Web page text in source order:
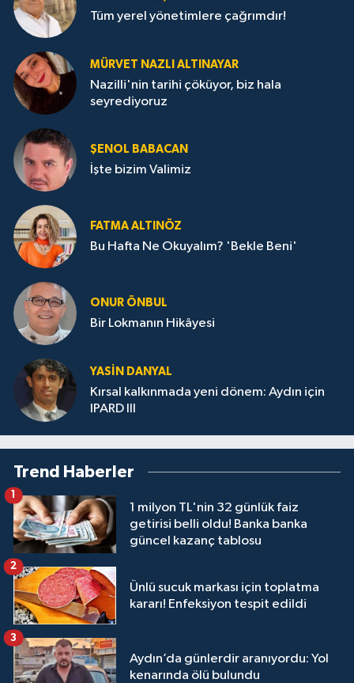
Tüm yerel yönetimlere çağrımdır!
MÜRVET NAZLI ALTINAYAR
Nazilli'nin tarihi çöküyor, biz hala
seyrediyoruz
ŞENOL BABACAN
İşte bizim Valimiz
FATMA ALTINÖZ
Bu Hafta Ne Okuyalım? 'Bekle Beni'
ONUR ÖNBUL
Bir Lokmanın Hikâyesi
YASIN DANYAL
Kırsal kalkınmada yeni dönem: Aydın için
IPARD III
Trend Haberler
1 milyon TL'nin 32 günlük faiz
getirisi belli oldu! Banka banka
güncel kazanç tablosu
1
Ünlü sucuk markası için toplatma
kararı! Enfeksiyon tespit edildi
2
Aydın’da günlerdir aranıyordu: Yol
kenarında ölü bulundu
3